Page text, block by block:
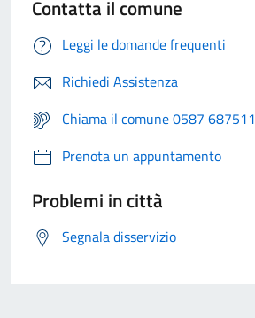
Contatta il comune
Leggi le domande frequenti
Richiedi Assistenza
Chiama il comune 0587 687511
Prenota un appuntamento
Problemi in città
Segnala disservizio